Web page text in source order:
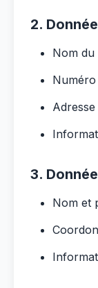
2.
Nom du
Numéro
3.
Nom et